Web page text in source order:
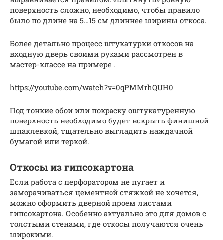
поверхность сложно, необходимо, чтобы правило
было по длине на 5…15 см длиннее ширины откоса.
Более детально процесс штукатурки откосов на
входную дверь своими руками рассмотрен в
мастер-классе на примере .
https://youtube.com/watch?v=0qPMMrhQUH0
Под тонкие обои или покраску оштукатуренную
поверхность необходимо будет вскрыть финишной
шпаклевкой, тщательно выгладить наждачной
бумагой или теркой.
Откосы из гипсокартона
Если работа с перфоратором не пугает и
заморачиваться цементной стяжкой не хочется,
можно оформить дверной проем листами
гипсокартона. Особенно актуально это для домов с
толстыми стенами, где откосы получаются очень
широкими.